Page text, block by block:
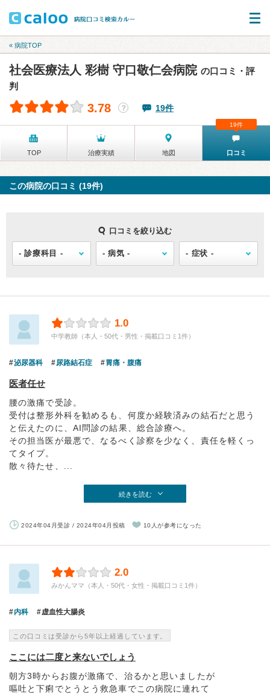
« 病院TOP
社会医療法人 彩樹 守口敬仁会病院 の口コミ・評
判
3.78 ？ 19件
TOP 治療実績 地図 口コミ
19件
この病院の口コミ (19件)
口コミを絞り込む
1.0
中学教師（本人・50代・男性・掲載口コミ1件）
泌尿器科 尿路結石症 胃痛・腹痛
医者任せ
腰の激痛で受診。
受付は整形外科を勧めるも、何度か経験済みの結石だと思う
と伝えたのに、AI問診の結果、総合診療へ。
その担当医が最悪で、なるべく診察を少なく、責任を軽くっ
てタイプ。
散々待たせ、...
続きを読む
2024年04月受診 / 2024年04月投稿 10人が参考になった
2.0
みかんママ（本人・50代・女性・掲載口コミ1件）
内科 虚血性大腸炎
この口コミは受診から5年以上経過しています。
ここには二度と来ないでしょう
朝方3時からお腹が激痛で、治るかと思いましたが
嘔吐と下痢でとうとう救急車でこの病院に連れて